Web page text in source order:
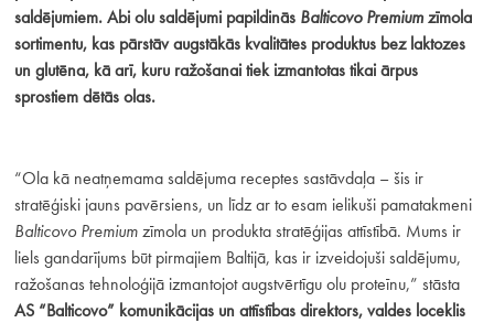
saldējumiem. Abi olusaldējumi papildinās Balticovo Premiumzīmola
sortimentu, kas pārstāv augstākās kvalitātes produktus bez laktozes
un glutēna, kā arī, kuru ražošanai tiek izmantotas tikai ārpus
sprostiem dētās olas.
“Ola kā neatņemama saldējuma receptes sastāvdaļa – šis ir
stratēģiski jauns pavērsiens, un līdz ar to esam ielikuši pamatakmeni
Balticovo Premiumzīmola un produkta stratēģijas attīstībā. Mums ir
liels gandarījums būt pirmajiem Baltijā, kas ir izveidojuši saldējumu,
ražošanas tehnoloģijā izmantojot augstvērtīgu olu proteīnu,” stāsta
AS “Balticovo” komunikācijas un attīstības direktors, valdes loceklis